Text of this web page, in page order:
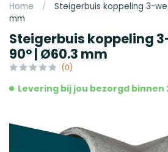
Home /
Steigerbuis koppeling 3-
mm
Steigerbuis koppeling
90° | Ø60.3 mm
(0)
Levering bij jou bezorgd